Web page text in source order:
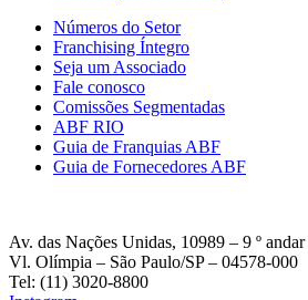
Números do Setor
Franchising Íntegro
Seja um Associado
Fale conosco
Comissões Segmentadas
ABF RIO
Guia de Franquias ABF
Guia de Fornecedores ABF
Av. das Nações Unidas, 10989 – 9 º andar
Vl. Olímpia – São Paulo/SP – 04578-000
Tel: (11) 3020-8800